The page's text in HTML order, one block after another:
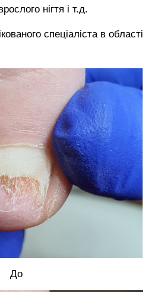
нігтя і т.д.
спеціаліста в області
До